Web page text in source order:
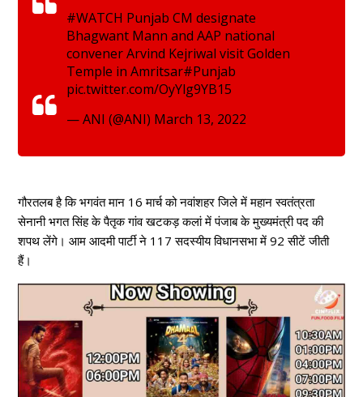
#WATCH Punjab CM designate
Bhagwant Mann and AAP national
convener Arvind Kejriwal visit Golden
Temple in Amritsar#Punjab
pic.twitter.com/OyYlg9YB15
— ANI (@ANI) March 13, 2022
गौरतलब है कि भगवंत मान 16 मार्च को नवांशहर जिले में महान स्वतंत्रता
सेनानी भगत सिंह के पैतृक गांव खटकड़ कलां में पंजाब के मुख्यमंत्री पद की
शपथ लेंगे। आम आदमी पार्टी ने 117 सदस्यीय विधानसभा में 92 सीटें जीती
हैं।